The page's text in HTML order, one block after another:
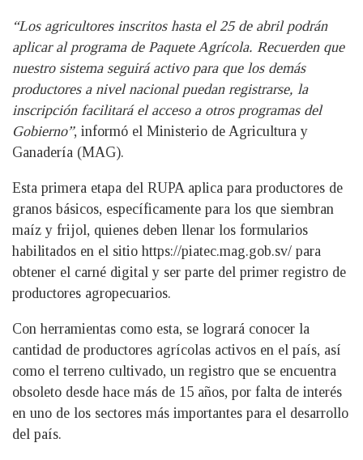
“Los agricultores inscritos hasta el 25 de abril podrán
aplicar al programa de Paquete Agrícola. Recuerden que
nuestro sistema seguirá activo para que los demás
productores a nivel nacional puedan registrarse, la
inscripción facilitará el acceso a otros programas del
Gobierno”, informó el Ministerio de Agricultura y
Ganadería (MAG).
Esta primera etapa del RUPA aplica para productores de
granos básicos, específicamente para los que siembran
maíz y frijol, quienes deben llenar los formularios
habilitados en el sitio https://piatec.mag.gob.sv/ para
obtener el carné digital y ser parte del primer registro de
productores agropecuarios.
Con herramientas como esta, se logrará conocer la
cantidad de productores agrícolas activos en el país, así
como el terreno cultivado, un registro que se encuentra
obsoleto desde hace más de 15 años, por falta de interés
en uno de los sectores más importantes para el desarrollo
del país.